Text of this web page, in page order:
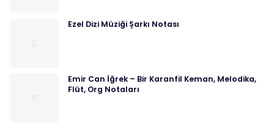
Ezel Dizi Müziği Şarkı Notası
Emir Can İğrek – Bir Karanfil Keman, Melodika,
Flüt, Org Notaları